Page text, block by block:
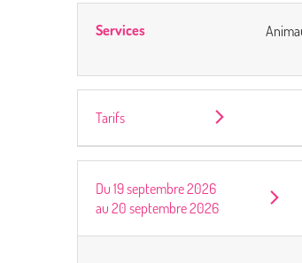
Services
Tarifs
Du 19 septembre 2026
au 20 septembre 2026